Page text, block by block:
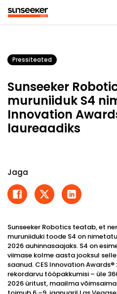
Pressiteated
Sunseeker
muruniiduk S4
Innovation
laureaadiks
Jaga
Sunseeker Robotics teatab, et
muruniiduki toode S4 on
2026 auhinnasaajaks. S4 on
viimase kolme aasta jooksul
saanud. CES Innovation
rekordarvu tööpakkumisi – üle
2026 üritust, maailma